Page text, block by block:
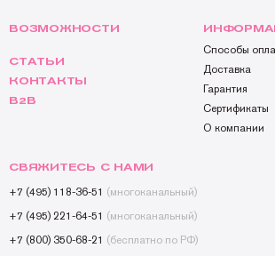
ВОЗМОЖНОСТИ
СТАТЬИ
КОНТАКТЫ
B2B
Способы
Доставка
Гарантия
Сертификаты
О компании
СВЯЖИТЕСЬ С НАМИ
+7 (495) 118-36-51 (многоканальный)
+7 (495) 221-64-51 (многоканальный)
+7 (800) 350-68-21 (бесплатно по РФ)